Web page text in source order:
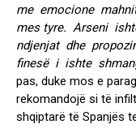
me emocione
mes tyre. Arseni
ndjenjat dhe
finesë i ishte
pas, duke mos e
rekomandojë si të
shqiptarë të Spanjës